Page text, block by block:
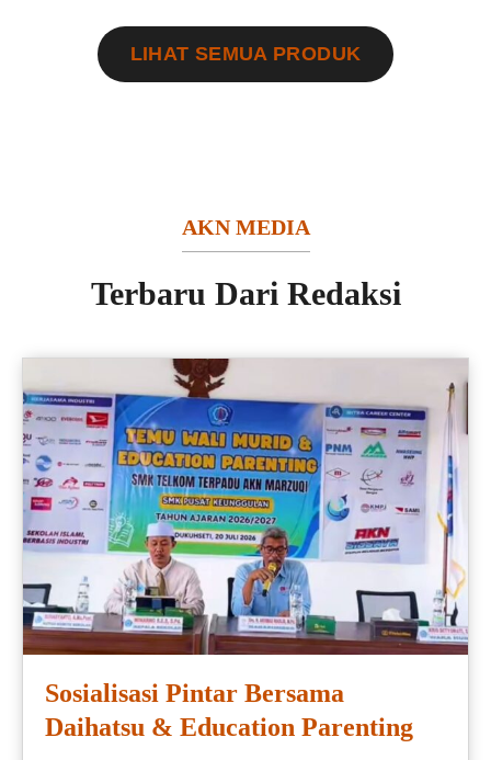
LIHAT SEMUA PRODUK
AKN MEDIA
Terbaru Dari Redaksi
Sosialisasi Pintar Bersama
Daihatsu & Education Parenting